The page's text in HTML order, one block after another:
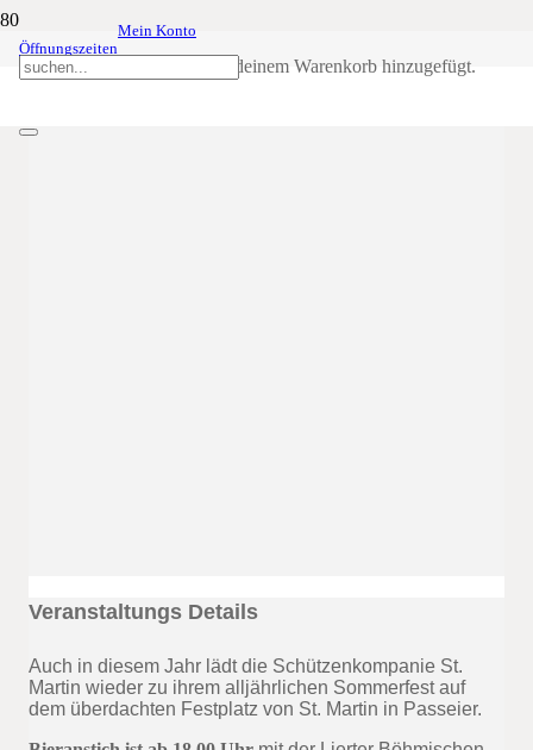
Öffnungszeiten
Mein Konto
wurde deinem Warenkorb hinzugefügt.
05Aug18:008:04Sommerfest der
Schützenkompanie St. Martin i. Pass.
Veranstaltungs Details
Auch in diesem Jahr lädt die Schützenkompanie St.
Martin wieder zu ihrem alljährlichen Sommerfest auf
dem überdachten Festplatz von St. Martin in Passeier.